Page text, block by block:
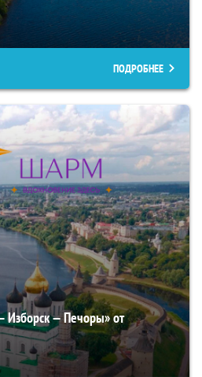
ПОДРОБНЕЕ
Изборск — Печоры» от